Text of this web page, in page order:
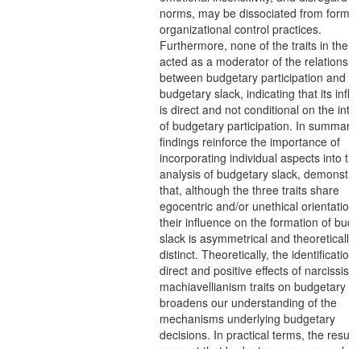
norms, may be dissociated from formal
organizational control practices.
Furthermore, none of the traits in the
acted as a moderator of the
between budgetary participation and
budgetary slack, indicating that its
is direct and not conditional on the
of budgetary participation. In
findings reinforce the importance of
incorporating individual aspects into the
analysis of budgetary slack,
that, although the three traits share
egocentric and/or unethical
their influence on the formation of
slack is asymmetrical and theoretically
distinct. Theoretically, the identification
direct and positive effects of
machiavellianism traits on budgetary
broadens our understanding of the
mechanisms underlying budgetary
decisions. In practical terms, the results